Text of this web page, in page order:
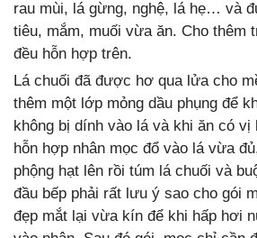
rau mùi, lá gừng, nghệ, lá hẹ… và
tiêu, mắm, muối vừa ăn. Cho thêm
đều hỗn hợp trên.
Lá chuối đã được hơ qua lửa cho
thêm một lớp mỏng dầu phụng để
không bị dính vào lá và khi ăn có
hỗn hợp nhân mọc đổ vào lá vừa
phộng hạt lên rồi túm lá chuối và
đầu bếp phải rất lưu ý sao cho gói
đẹp mắt lại vừa kín để khi hấp hơi